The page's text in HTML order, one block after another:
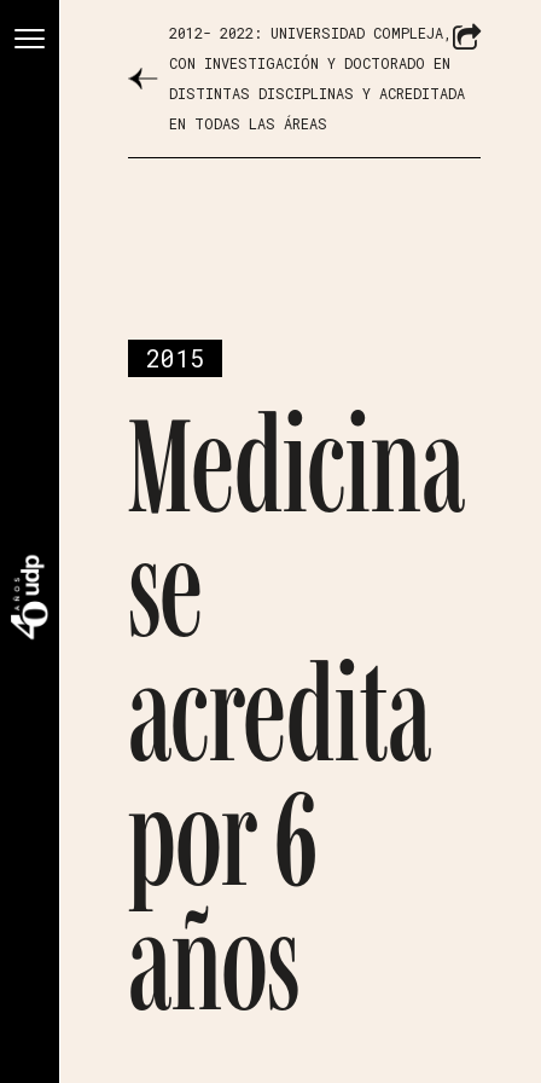
2012- 2022: UNIVERSIDAD COMPLEJA,
CON INVESTIGACIÓN Y DOCTORADO EN
DISTINTAS DISCIPLINAS Y ACREDITADA
EN TODAS LAS ÁREAS
2015
Medicina
se
acredita
por 6
años